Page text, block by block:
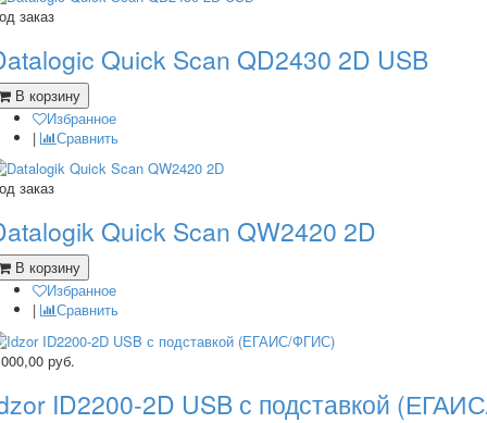
заказ
Quick Scan QD2430 2D USB
В корзину
Избранное
|
Сравнить
заказ
Quick Scan QW2420 2D
В корзину
Избранное
|
Сравнить
руб.
ID2200-2D USB с подставкой